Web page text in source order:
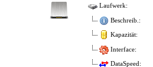
Laufwerk:
Beschreib.:
Kapazität:
Interface:
DataSpeed: